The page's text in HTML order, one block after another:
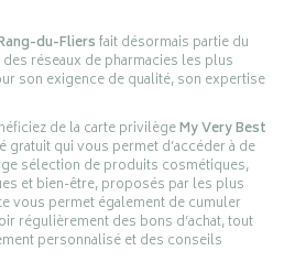
du-Fliersfait désormais partie du
des réseaux de pharmacies les plus
son exigence de qualité, son expertise
de la carte privilègeMy Very Best
gratuit qui vous permet d’accéder à de
sélection de produits cosmétiques,
et bien-être, proposés par les plus
vous permet également de cumuler
régulièrement des bons d’achat, tout
personnalisé et des conseils